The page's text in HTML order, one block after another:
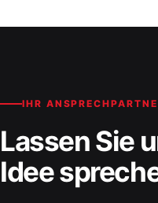
IHR
Lassen Sie
Idee